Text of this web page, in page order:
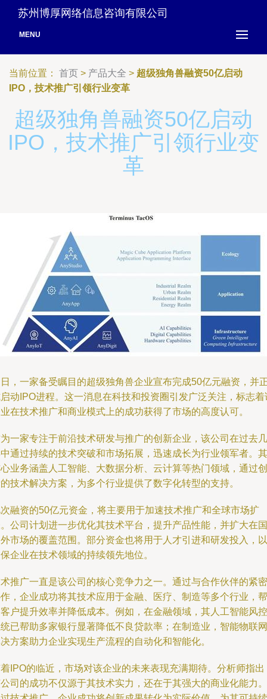
苏州博厚网络信息咨询有限公司
MENU
当前位置： 首页 > 产品大全 > 超级独角兽融资50亿启动
IPO，技术推广引领行业变革
超级独角兽融资50亿启动
IPO，技术推广引领行业变
革
，一家备受瞩目的超级独角兽企业宣布完成50亿元融资，并
动IPO进程。这一消息在科技和投资圈引发广泛关注，标志着
在技术推广和商业模式上的成功获得了市场的高度认可。
一家专注于前沿技术研发与推广的创新企业，该公司在过去几
通过持续的技术突破和市场拓展，迅速成长为行业领军者。其
业务涵盖人工智能、大数据分析、云计算等热门领域，通过创
技术解决方案，为多个行业提供了数字化转型的支持。
融资的50亿元资金，将主要用于加速技术推广和全球市场扩
公司计划进一步优化其技术平台，提升产品性能，并扩大在国
市场的覆盖范围。部分资金也将用于人才引进和研发投入，以
企业在技术领域的持续领先地位。
推广一直是该公司的核心竞争力之一。通过与合作伙伴的紧密
，企业成功将其技术应用于金融、医疗、制造等多个行业，帮
户提升效率并降低成本。例如，在金融领域，其人工智能风控
已帮助多家银行显著降低不良贷款率；在制造业，智能物联网
方案助力企业实现生产流程的自动化和智能化。
IPO的临近，市场对该企业的未来表现充满期待。分析师指出
司的成功不仅源于其技术实力，还在于其强大的商业化能力。